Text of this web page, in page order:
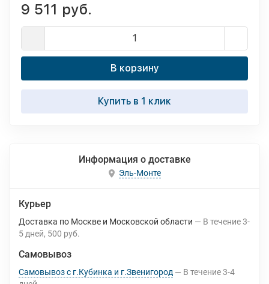
9 511 руб.
В корзину
Купить в 1 клик
Информация о доставке
Эль-Монте
Курьер
Доставка по Москве и Московской области В течение3-
5 дней 500 руб.
Самовывоз
Самовывоз с г.Кубинка и г.Звенигород В течение3-4